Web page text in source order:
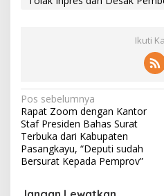
Ikuti
N
a
v
i
Pos sebelumnya
Rapat Zoom dengan Kantor
Staf Presiden Bahas Surat
Terbuka dari Kabupaten
Pasangkayu, “Deputi sudah
Bersurat Kepada Pemprov”